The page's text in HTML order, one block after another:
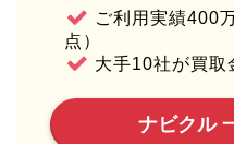
ご利用実績400
点）
大手10社が買取
ナビクル